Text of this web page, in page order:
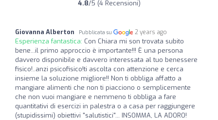
4.8/5 (4 Recensioni)
Giovanna Alberton Pubblicata su 2 years ago
Esperienza fantastica: Con Chiara mi son trovata subito
bene...il primo approccio è importante!!! È una persona
davvero disponibile e davvero interessata al tuo benessere
fisico!..anzi psicofisico!ti ascolta con attenzione e cerca
insieme la soluzione migliore!! Non ti obbliga affatto a
mangiare alimenti che non ti piacciono o semplicemente
che non vuoi mangiare e nemmeno ti obbliga a fare
quantitativi di esercizi in palestra o a casa per raggiungere
(stupidissimi) obiettivi "salutistici"... INSOMMA, LA ADORO!